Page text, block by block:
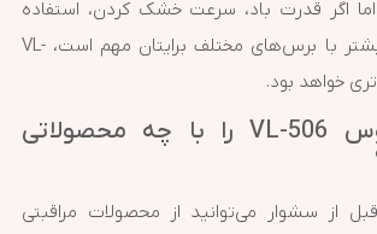
اگر قدرت باد، سرعت خشک کردن، استفاده
حرفه‌ای و کنترل بیشتر با برس‌های مختلف برایتان مهم است، VL-
سشوار والوروس VL-506 را با چه محصولاتی
از سشوار می‌توانید از محصولات مراقبتی